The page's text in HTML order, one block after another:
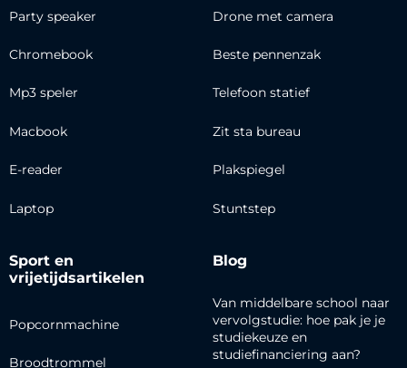
Party speaker
Chromebook
Mp3 speler
Macbook
E-reader
Laptop
Drone met camera
Beste pennenzak
Telefoon statief
Zit sta bureau
Plakspiegel
Stuntstep
Sport en
vrijetijdsartikelen
Popcornmachine
Broodtrommel
Blog
Van middelbare school naar
vervolgstudie: hoe pak je je
studiekeuze en
studiefinanciering aan?